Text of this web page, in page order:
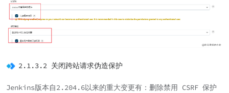
2.1.3.2 关闭跨站请求伪造保护
Jenkins版本自2.204.6以来的重大变更有：删除禁用 CSRF 保护